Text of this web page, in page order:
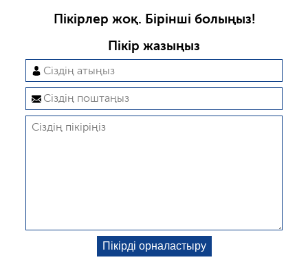
Пікірлер жоқ. Бірінші болыңыз!
Пікір жазыңыз